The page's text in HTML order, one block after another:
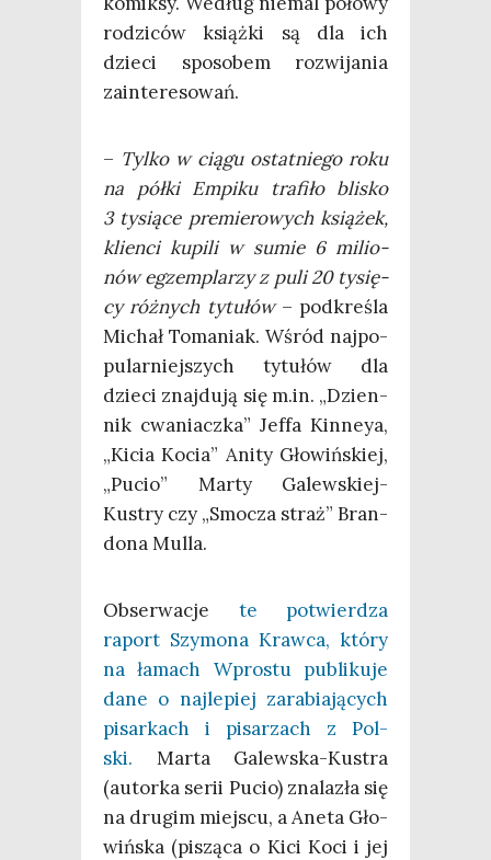
rodzi­ców książ­ki są dla ich
dzie­ci spo­so­bem roz­wi­ja­nia
zainteresowań.
– Tyl­ko w cią­gu ostat­nie­go roku
na pół­ki Empi­ku tra­fi­ło bli­sko
3 tysią­ce pre­mie­ro­wych ksią­żek,
klien­ci kupi­li w sumie 6 milio­
nów egzem­pla­rzy z puli 20 tysię­
cy róż­nych tytu­łów– pod­kre­śla
Michał Toma­niak. Wśród naj­po­
pu­lar­niej­szych tytu­łów dla
dzie­ci znaj­du­ją się m.in. „Dzien­
nik cwa­niacz­ka” Jef­fa Kin­neya,
„Kicia Kocia” Ani­ty Gło­wiń­skiej,
„Pucio” Mar­ty Galew­skiej-
Kustry czy „Smo­cza straż” Bran­
do­na Mulla.
Obser­wa­cje te potwier­dza
raport Szy­mo­na Kraw­ca, któ­ry
na łamach Wpro­stu publi­ku­je
dane o naj­le­piej zara­bia­ją­cych
pisar­kach i pisa­rzach z Pol­
ski. Mar­ta Galew­ska-Kustra
(autor­ka serii Pucio) zna­la­zła się
na dru­gim miej­scu, a Ane­ta Gło­
wiń­ska (piszą­ca o Kici Koci i jej